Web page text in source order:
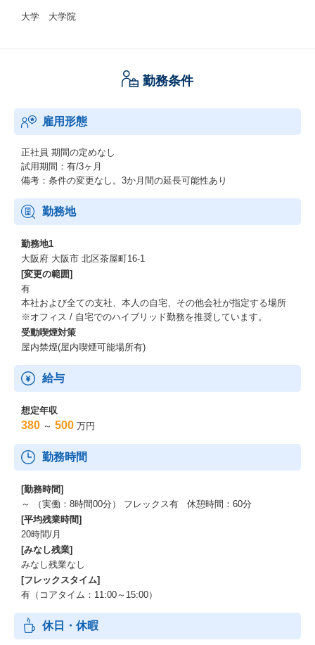
大学 大学院
勤務条件
雇用形態
正社員 期間の定めなし
試用期間：有/3ヶ月
備考：条件の変更なし。3か月間の延長可能性あり
勤務地
勤務地1
大阪府 大阪市 北区茶屋町16-1
[変更の範囲]
有
本社および全ての支社、本人の自宅、その他会社が指定する場所
※オフィス / 自宅でのハイブリッド勤務を推奨しています。
受動喫煙対策
屋内禁煙(屋内喫煙可能場所有)
給与
想定年収
380 ～ 500 万円
勤務時間
[勤務時間]
～ （実働：8時間00分） フレックス有 休憩時間：60分
[平均残業時間]
20時間/月
[みなし残業]
みなし残業なし
[フレックスタイム]
有（コアタイム：11:00～15:00）
休日・休暇